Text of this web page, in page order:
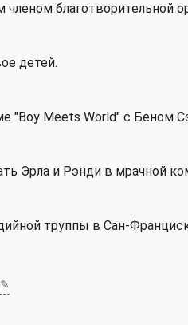
благотворительной
детей.
"Boy Meets World" с Беном
Эрла и Рэнди в мрачной
труппы в Сан-